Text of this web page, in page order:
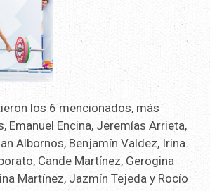
los 6 mencionados, más
Emanuel Encina, Jeremías Arrieta,
Albornos, Benjamín Valdez, Irina
Cande Martínez, Gerogina
Martínez, Jazmín Tejeda y Rocío